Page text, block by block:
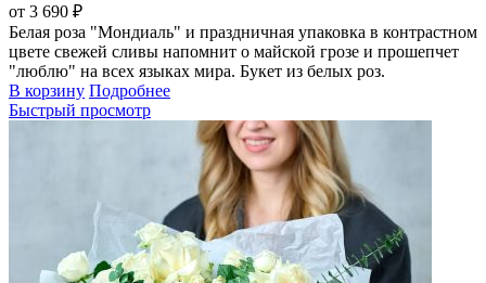
от 3 690 ₽
Белая роза "Мондиаль" и праздничная упаковка в контрастном
цвете свежей сливы напомнит о майской грозе и прошепчет
"люблю" на всех языках мира. Букет из белых роз.
В корзину Подробнее
Быстрый просмотр